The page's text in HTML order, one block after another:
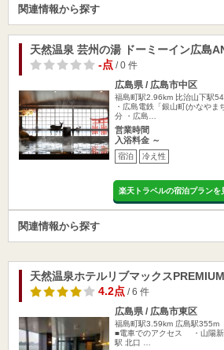
関連情報から探す
天然温泉 芸州の湯 ドーミーイン広島
-点/ 0 件
広島県 / 広島市中区
福島町駅2.96km 比治山下駅
・広島電鉄「銀山町(かなや
分 ・広島…
営業時間
入浴料金 ～
宿泊 冷え性
楽天トラベルの宿泊プランを
関連情報から探す
天然温泉ホテルリブマックス
4.2点/ 6 件
広島県 / 広島市東区
福島町駅3.59km 広島駅355m
■電車でのアクセス ・山陽新
駅 北口 …